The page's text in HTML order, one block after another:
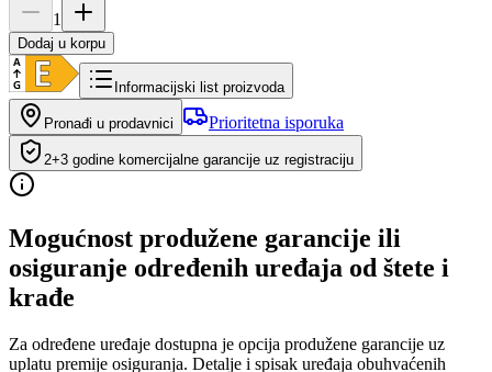
1
Dodaj u korpu
Informacijski list proizvoda
Pronađi u prodavnici Prioritetna isporuka
2+3 godine komercijalne garancije uz registraciju
Mogućnost produžene garancije ili
osiguranje određenih uređaja od štete i
krađe
Za određene uređaje dostupna je opcija produžene garancije uz
uplatu premije osiguranja. Detalje i spisak uređaja obuhvaćenih